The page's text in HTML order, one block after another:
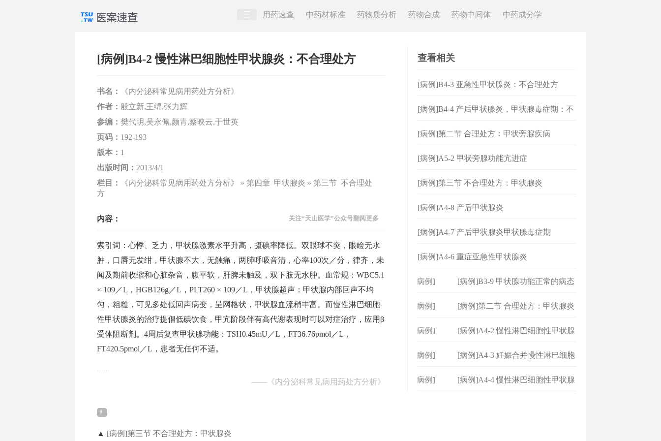
用药速查 中药材标准 药物质分析 药物合成 药物中间体 中药成分学
[病例]B4-2 慢性淋巴细胞性甲状腺炎：不合理处方
书名：
《内分泌科常见病用药处方分析》
作者： 殷立新,王绵,张力辉
参编： 樊代明,吴永佩,颜青,蔡映云,于世英
页码： 192-193
版本： 1
出版时间： 2013/4/1
栏目：
《内分泌科常见病用药处方分析》 » 第四章 甲状腺炎 » 第三节 不合理处
方
内容： 关注“天山医学”公众号翻阅更多
索引词：心悸、乏力，甲状腺激素水平升高，摄碘率降低。双眼球不突，眼睑无水
肿，口唇无发绀，甲状腺不大，无触痛，两肺呼吸音清，心率100次／分，律齐，未
闻及期前收缩和心脏杂音，腹平软，肝脾未触及，双下肢无水肿。血常规：WBC5.1
× 109／L，HGB126g／L，PLT260 × 109／L，甲状腺超声：甲状腺内部回声不均
匀，粗糙，可见多处低回声病变，呈网格状，甲状腺血流稍丰富。而慢性淋巴细胞
性甲状腺炎的治疗提倡低碘饮食，甲亢阶段伴有高代谢表现时可以对症治疗，应用β
受体阻断剂。4周后复查甲状腺功能：TSH0.45mU／L，FT36.76pmol／L，
FT420.5pmol／L，患者无任何不适。
—— 《内分泌科常见病用药处方分析》
▲ [病例]第三节 不合理处方：甲状腺炎
查看相关
[病例]B4-3 亚急性甲状腺炎：不合理处方
[病例]B4-4 产后甲状腺炎，甲状腺毒症期：不
[病例]第二节 合理处方：甲状旁腺疾病
[病例]A5-2 甲状旁腺功能亢进症
[病例]第三节 不合理处方：甲状腺炎
[病例]A4-8 产后甲状腺炎
[病例]A4-7 产后甲状腺炎甲状腺毒症期
[病例]A4-6 重症亚急性甲状腺炎
病例] [病例]B3-9 甲状腺功能正常的病态
病例] [病例]第二节 合理处方：甲状腺炎
病例] [病例]A4-2 慢性淋巴细胞性甲状腺
病例] [病例]A4-3 妊娠合并慢性淋巴细胞
病例] [病例]A4-4 慢性淋巴细胞性甲状腺